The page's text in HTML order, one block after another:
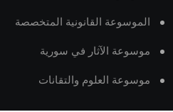
الموسوعة القانونية المتخصصة
موسوعة الآثار في سورية
موسوعة العلوم والتقانات